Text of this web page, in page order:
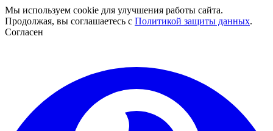
Мы используем cookie для улучшения работы сайта.
Продолжая, вы соглашаетесь с Политикой защиты данных.
Согласен